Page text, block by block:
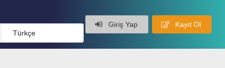
Türkçe
Giriş Yap Kayıt Ol